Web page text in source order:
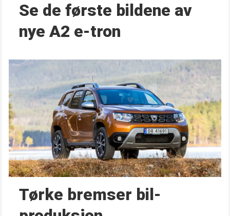
Se de første bildene av
nye A2 e-tron
Tørke bremser bil­